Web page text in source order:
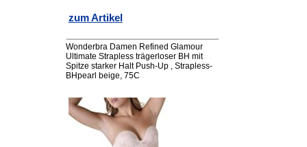
zum Artikel
Wonderbra Damen Refined Glamour
Ultimate Strapless trägerloser BH mit
Spitze starker Halt Push-Up , Strapless-
BHpearl beige, 75C